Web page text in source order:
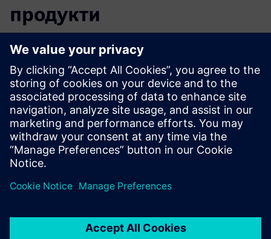
продукти
Додаткова інформація та ресурси
Докладніше
Передумови
жоден